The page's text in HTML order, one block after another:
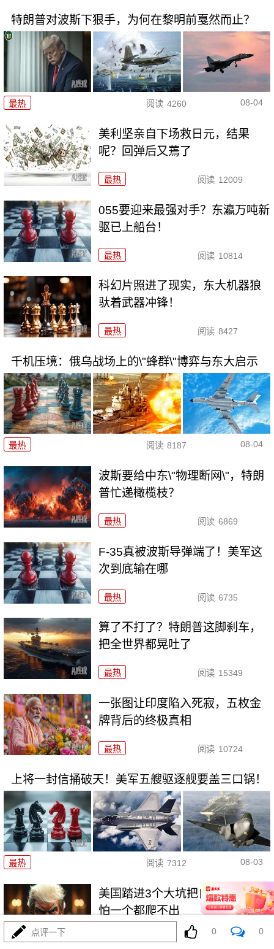
特朗普对波斯下狠手，为何在黎明前戛然而止？
最热 阅读 4260 08-04
美利坚亲自下场救日元，结果
呢？回弹后又蔫了
最热 阅读 12009
055要迎来最强对手？东瀛万吨新
驱已上船台！
最热 阅读 10814
科幻片照进了现实，东大机器狼
驮着武器冲锋！
最热 阅读 8427
千机压境：俄乌战场上的\"蜂群\"博弈与东大启示
最热 阅读 8187 08-04
波斯要给中东\"物理断网\"，特朗
普忙递橄榄枝？
最热 阅读 6869
F-35真被波斯导弹端了！美军这
次到底输在哪
最热 阅读 6735
算了不打了？特朗普这脚刹车，
把全世界都晃吐了
最热 阅读 15349
一张图让印度陷入死寂，五枚金
牌背后的终极真相
最热 阅读 10724
上将一封信捅破天！美军五艘驱逐舰要盖三口锅！
最热 阅读 7312 08-03
美国踏进3个大坑把自己埋了！恐
怕一个都爬不出
17190
点评一下 0 0